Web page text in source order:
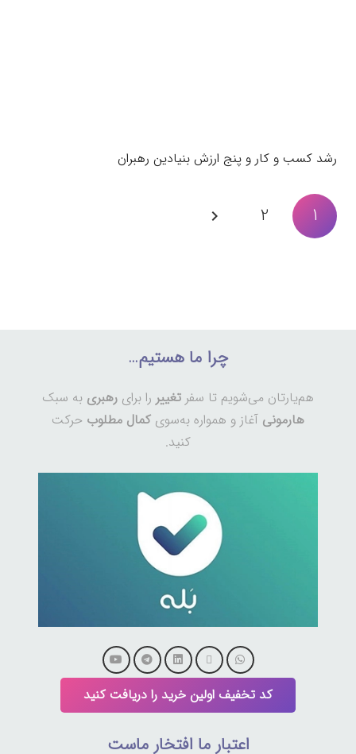
رشد کسب و کار و پنج ارزش بنیادین رهبران
1
2
چرا ما هستیم…
هم‌یارتان می‌شویم تا سفر تغییر را برای رهبری به سبک
هارمونی آغاز و همواره به‌سوی کمال مطلوب حرکت
کنید.
کد تخفیف اولین خرید را دریافت کنید
اعتبار ما افتخار ماست